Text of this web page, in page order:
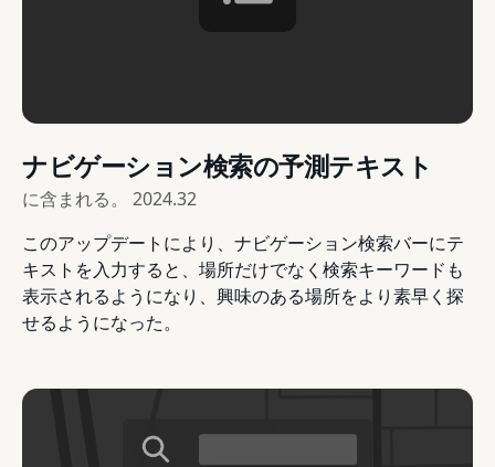
ナビゲーション検索の予測テキスト
に含まれる。 2024.32
このアップデートにより、ナビゲーション検索バーにテ
キストを入力すると、場所だけでなく検索キーワードも
表示されるようになり、興味のある場所をより素早く探
せるようになった。